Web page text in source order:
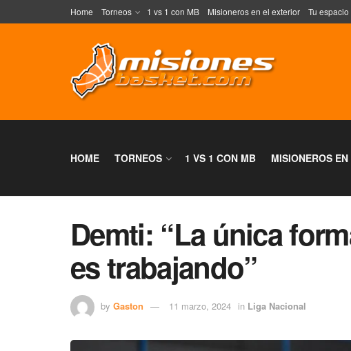
Home Torneos 1 vs 1 con MB Misioneros en el exterior Tu espacio
HOME TORNEOS 1 VS 1 CON MB MISIONEROS
Demti: “La única
es trabajando”
by Gaston 11 marzo, 2024 in Liga Nacional